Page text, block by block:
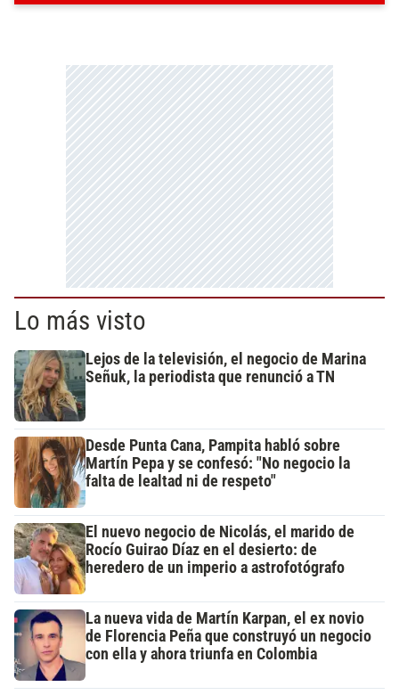
Lo más visto
Lejos de la televisión, el negocio de Marina
Señuk, la periodista que renunció a TN
Desde Punta Cana, Pampita habló sobre
Martín Pepa y se confesó: "No negocio la
falta de lealtad ni de respeto"
El nuevo negocio de Nicolás, el marido de
Rocío Guirao Díaz en el desierto: de
heredero de un imperio a astrofotógrafo
La nueva vida de Martín Karpan, el ex novio
de Florencia Peña que construyó un negocio
con ella y ahora triunfa en Colombia